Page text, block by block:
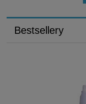
Bestsellery